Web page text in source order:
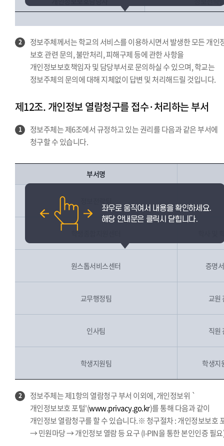
2
정보주체께서는 학교의 서비스를 이용하시면서 발생한 모든 개인
보호 관련 문의, 불만처리, 피해구제 등에 관한 사항을
개인정보보호책임자 및 담당부서로 문의하실 수 있으며, 학교는
정보주체의 문의에 대해 지체없이 답변 및 처리해드릴 것입니다.
제12조. 개인정보 열람청구를 접수·처리하는 부서
1
정보주체는 제6조에서 규정하고 있는 권리를 다음과 같은 부서에
청구할 수 있습니다.
부서명
학생종합지원센터
원스톱서비스센터 증명
교무행정팀 교원
인사팀 직원
학생지원팀 학생지
2
정보주체는 제1항의 열람청구 부서 이외에, 개인정보위 `
개인정보보호 포털'(www.privacy.go.kr)를 통해 다음과 같이
개인정보 열람청구를 할 수 있습니다.※ 청구절차 : 개인정보보호
→ 민원마당 → 개인정보 열람 등 요구 (I-PIN을 통한 본인인증 필